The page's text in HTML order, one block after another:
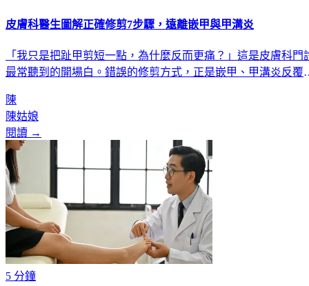
皮膚科醫生圖解正確修剪7步驟，遠離嵌甲與甲溝炎
「我只是把趾甲剪短一點，為什麼反而更痛？」這是皮膚科門
最常聽到的開場白。錯誤的修剪方式，正是嵌甲、甲溝炎反覆
修剪黃金原則，並提供從浸泡、修剪到打磨的完整7步驟圖解。
學會正確剪趾甲，就能預防九成以上的甲溝困擾。
陳
陳姑娘
閱讀 →
5 分鐘